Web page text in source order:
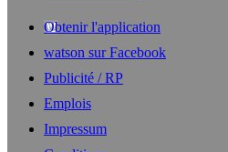
Obtenir l'application
watson sur Facebook
Publicité / RP
Emplois
Impressum